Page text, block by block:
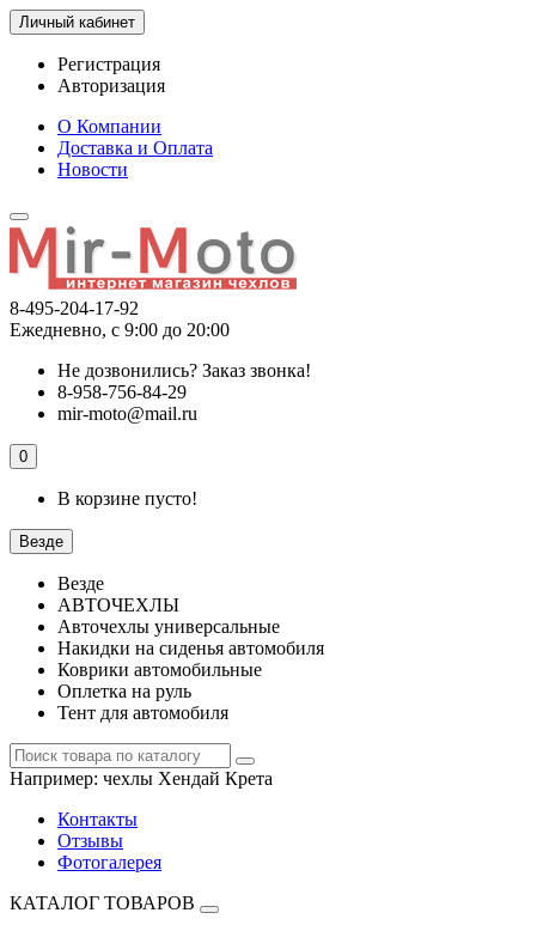
Личный кабинет
Регистрация
Авторизация
О Компании
Доставка и Оплата
Новости
8-495-204-17-92
Ежедневно, с 9:00 до 20:00
Не дозвонились? Заказ звонка!
8-958-756-84-29
mir-moto@mail.ru
0
В корзине пусто!
Везде
Везде
АВТОЧЕХЛЫ
Авточехлы универсальные
Накидки на сиденья автомобиля
Коврики автомобильные
Оплетка на руль
Тент для автомобиля
Например: чехлы Хендай Крета
Контакты
Отзывы
Фотогалерея
КАТАЛОГ ТОВАРОВ